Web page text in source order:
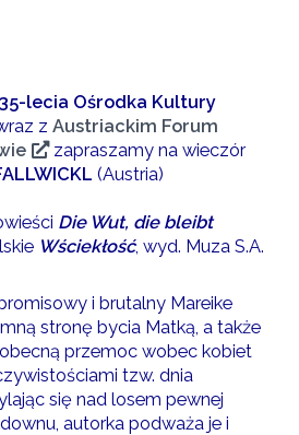
35-lecia Ośrodka Kultury
z Austriackim Forum
zapraszamy na wieczór
(Austria)
Die Wut, die bleibt
Wściekłość, wyd. Muza S.A.
i brutalny Mareike
stronę bycia Matką, a także
przemoc wobec kobiet
tzw. dnia
się nad losem pewnej
autorka podważa je i